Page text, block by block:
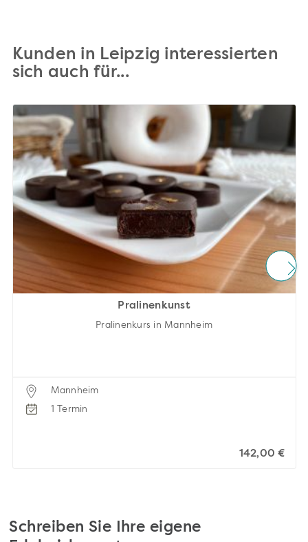
Kunden in Leipzig interessierten
sich auch für...
Pralinenkunst
Pralinenkurs in Mannheim
Mannheim
1 Termin
142,00 €
Schreiben Sie Ihre eigene